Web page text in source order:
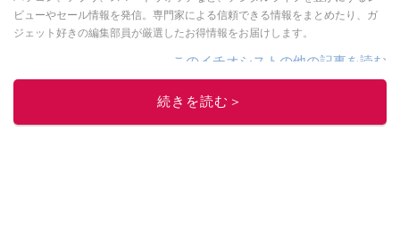
ビューやセール情報を発信。専門家による信頼できる情報をまとめたり、ガ
ジェット好きの編集部員が厳選したお得情報をお届けします。
このイチオシストの他の記事を読む
続きを読む＞